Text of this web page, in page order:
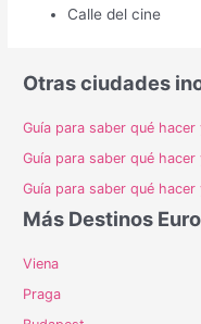
Calle del cine
Otras ciudades
Guía para saber qué hacer
Guía para saber qué hacer
Guía para saber qué
Más Destinos
Viena
Praga